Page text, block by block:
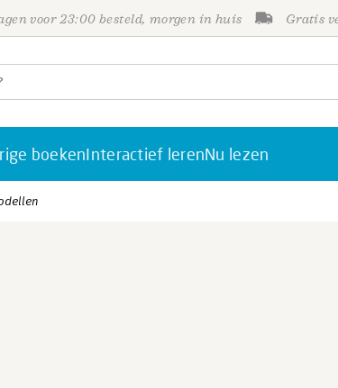
voor 23:00 besteld, morgen in huis Gratis
boekenInteractief lerenNu lezen